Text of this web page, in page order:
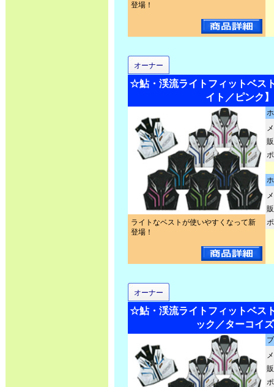
登場！
オーナー
☆鮎・渓流ライトフィットベス
イト／ピンク】
ライトなベストが使いやすくなって新
登場！
オーナー
☆鮎・渓流ライトフィットベス
ック／ターコイ